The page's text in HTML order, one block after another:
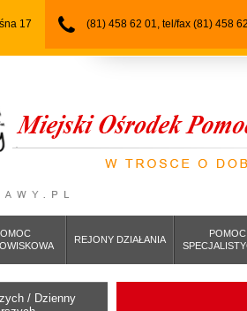
17 (81) 458 62 01, tel/fax (81) 458
REJONY DZIAŁANIA
POMOC
/ Dzienny